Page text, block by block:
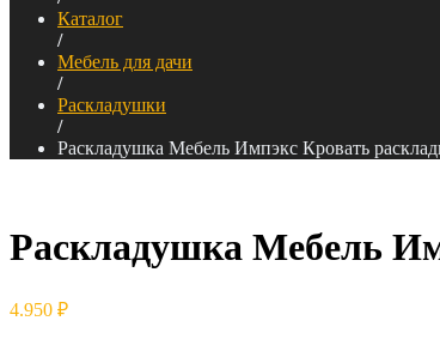
Каталог
/
Мебель для дачи
/
Раскладушки
/
Раскладушка Мебель Импэкс Кровать
Раскладушка Мебель
4.950 ₽